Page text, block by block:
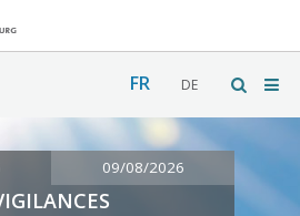
FR DE
09/08/2026